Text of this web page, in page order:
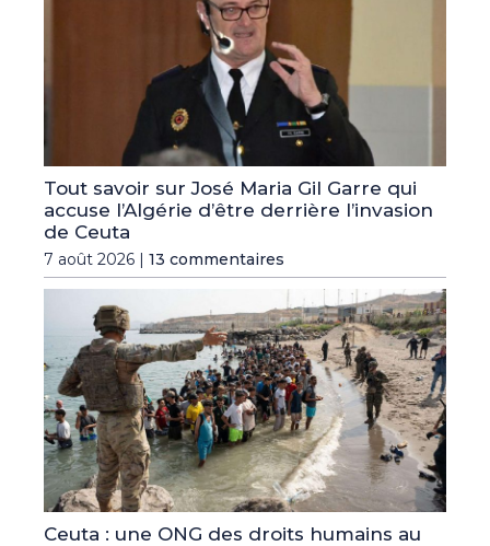
Tout savoir sur José Maria Gil Garre qui
accuse l’Algérie d’être derrière l’invasion
de Ceuta
7 août 2026 | 13 commentaires
Ceuta : une ONG des droits humains au